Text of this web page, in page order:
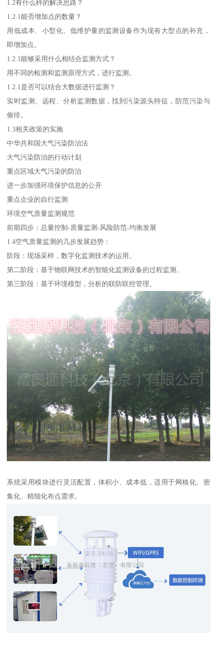
1.2有什么样的解决思路？
1.2.1能否增加点的数量？
用低成本、小型化、低维护量的监测设备作为现有大型点的补充，
即增加点。
1.2.1能够采用什么相结合监测方式？
用不同的检测和监测原理方式，进行监测。
1.2.1是否可以结合大数据进行监测？
实时监测、远程、分析监测数据，找到污染源头特征，防范污染与
偷排。
1.3相关政策的实施
中华共和国大气污染防治法
大气污染防治的行动计划
重点区域大气污染的防治
进一步加强环境保护信息的公开
重点企业的自行监测
环境空气质量监测规范
前期四步：总量控制-质量监测-风险防范-均衡发展
1.4空气质量监测的几步发展趋势：
阶段：现场采样，数字化监测技术的运用。
第二阶段：基于物联网技术的智能化监测设备的过程监测。
第三阶段：基于环境模型，分析的联防联控管理。
系统采用模块进行灵活配置，体积小、成本低，适用于网格化、密
集化、精细化布点需求。